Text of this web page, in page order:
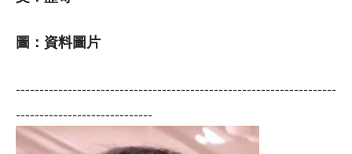
圖：資料圖片
--------------------------------------------------------------------
-----------------------------